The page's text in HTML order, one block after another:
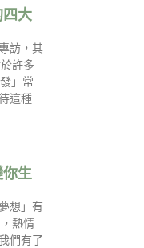
四大
訪，其
許多
」常
這種
生
想」有
熱情
們有了